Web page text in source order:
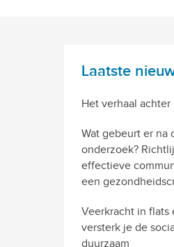
Laatste
Het verhaal
Wat gebeurt er na
onderzoek?
effectieve
een
Veerkracht in flats
versterk je de
duurzaam